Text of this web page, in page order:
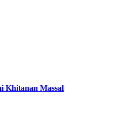
Khitanan Massal